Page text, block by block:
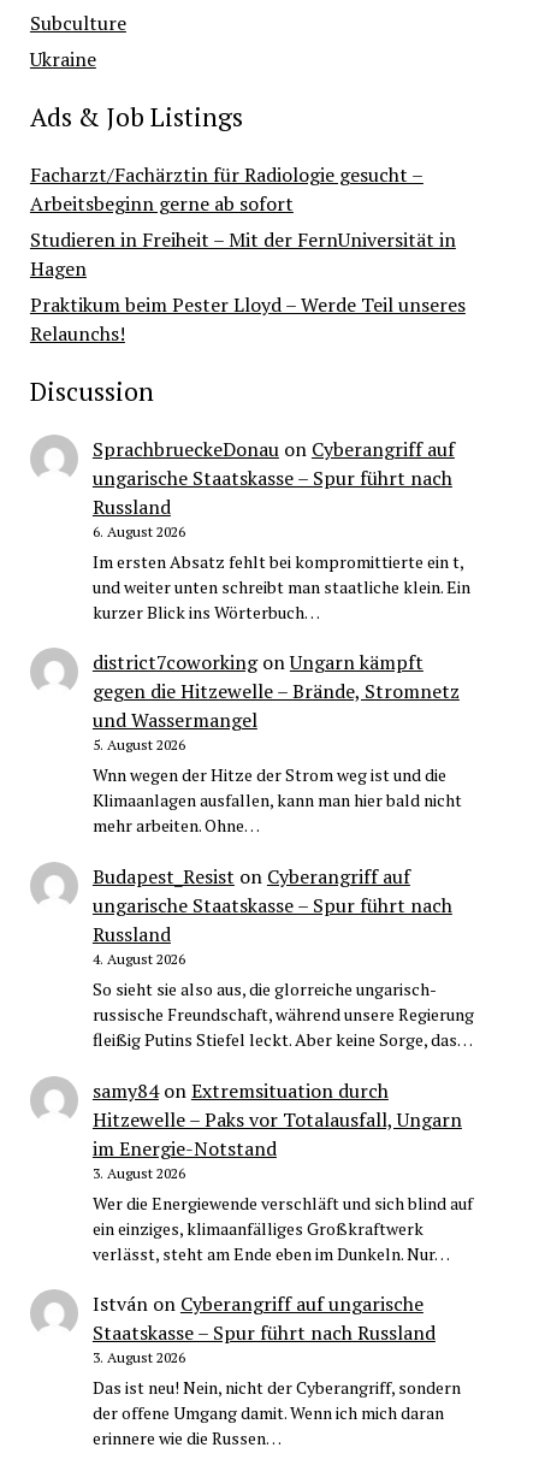
Subculture
Ukraine
Ads & Job Listings
Facharzt/Fachärztin für Radiologie gesucht –
Arbeitsbeginn gerne ab sofort
Studieren in Freiheit – Mit der FernUniversität in
Hagen
Praktikum beim Pester Lloyd – Werde Teil unseres
Relaunchs!
Discussion
SprachbrueckeDonauon Cyberangriff auf
ungarische Staatskasse – Spur führt nach
Russland
6. August 2026
Im ersten Absatz fehlt bei kompromittierte ein t,
und weiter unten schreibt man staatliche klein. Ein
kurzer Blick ins Wörterbuch…
district7coworkingonUngarn kämpft
gegen die Hitzewelle – Brände, Stromnetz
und Wassermangel
5. August 2026
Wnn wegen der Hitze der Strom weg ist und die
Klimaanlagen ausfallen, kann man hier bald nicht
mehr arbeiten. Ohne…
Budapest_Resist on Cyberangriff auf
ungarische Staatskasse – Spur führt nach
Russland
4. August 2026
So sieht sie also aus, die glorreiche ungarisch-
russische Freundschaft, während unsere Regierung
fleißig Putins Stiefel leckt. Aber keine Sorge, das…
samy84onExtremsituation durch
Hitzewelle – Paks vor Totalausfall, Ungarn
im Energie-Notstand
3. August 2026
Wer die Energiewende verschläft und sich blind auf
ein einziges, klimaanfälliges Großkraftwerk
verlässt, steht am Ende eben im Dunkeln. Nur…
Istvánon Cyberangriff auf ungarische
Staatskasse – Spur führt nach Russland
3. August 2026
Das ist neu! Nein, nicht der Cyberangriff, sondern
der offene Umgang damit. Wenn ich mich daran
erinnere wie die Russen…